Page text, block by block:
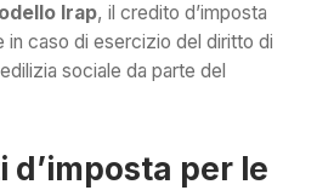
Irap, il credito d’imposta
in caso di esercizio del diritto di
sociale da parte del
d’imposta per le